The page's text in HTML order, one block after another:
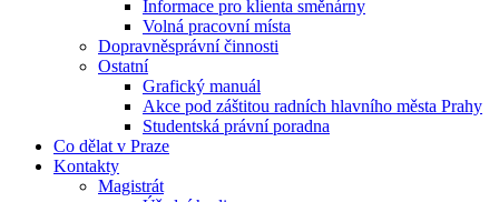
Informace pro klienta směnárny
Volná pracovní místa
Dopravněsprávní činnosti
Ostatní
Grafický manuál
Akce pod záštitou radních hlavního města Prahy
Studentská právní poradna
Co dělat v Praze
Kontakty
Magistrát